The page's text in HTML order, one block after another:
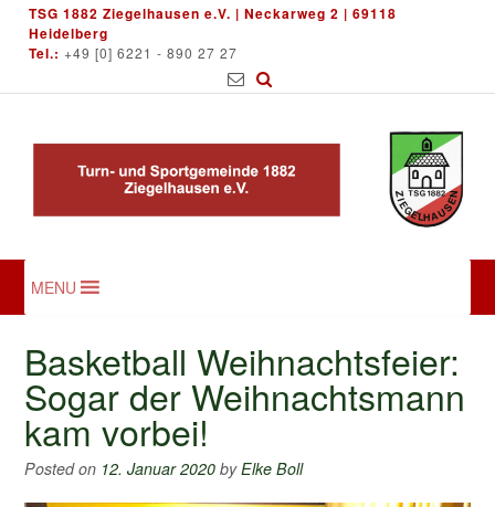
Skip
content
TSG 1882 Ziegelhausen e.V. | Neckarweg 2 | 69118
Heidelberg
Tel.: +49 [0] 6221 - 890 27 27
MENU
Basketball Weihnachtsfeier:
Sogar der Weihnachtsmann
kam vorbei!
Posted on 12. Januar 2020 byElke Boll